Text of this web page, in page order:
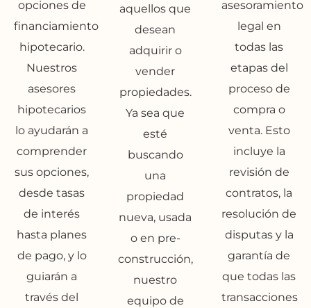
opciones de
financiamiento
hipotecario.
Nuestros
asesores
hipotecarios
lo ayudarán a
comprender
sus opciones,
desde tasas
de interés
hasta planes
de pago, y lo
guiarán a
través del
aquellos que
desean
adquirir o
vender
propiedades.
Ya sea que
esté
buscando
una
propiedad
nueva, usada
o en pre-
construcción,
nuestro
equipo de
asesoramiento
legal en
todas las
etapas del
proceso de
compra o
venta. Esto
incluye la
revisión de
contratos, la
resolución de
disputas y la
garantía de
que todas las
transacciones